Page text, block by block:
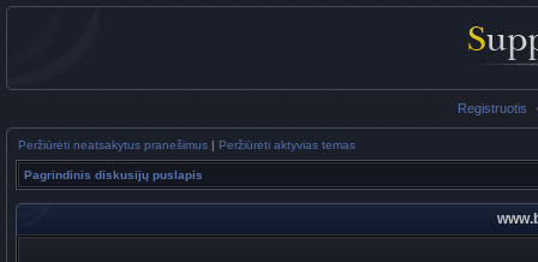
Registruotis
Peržiūrėti neatsakytus pranešimus | Peržiūrėti aktyvias temas
Pagrindinis diskusijų puslapis